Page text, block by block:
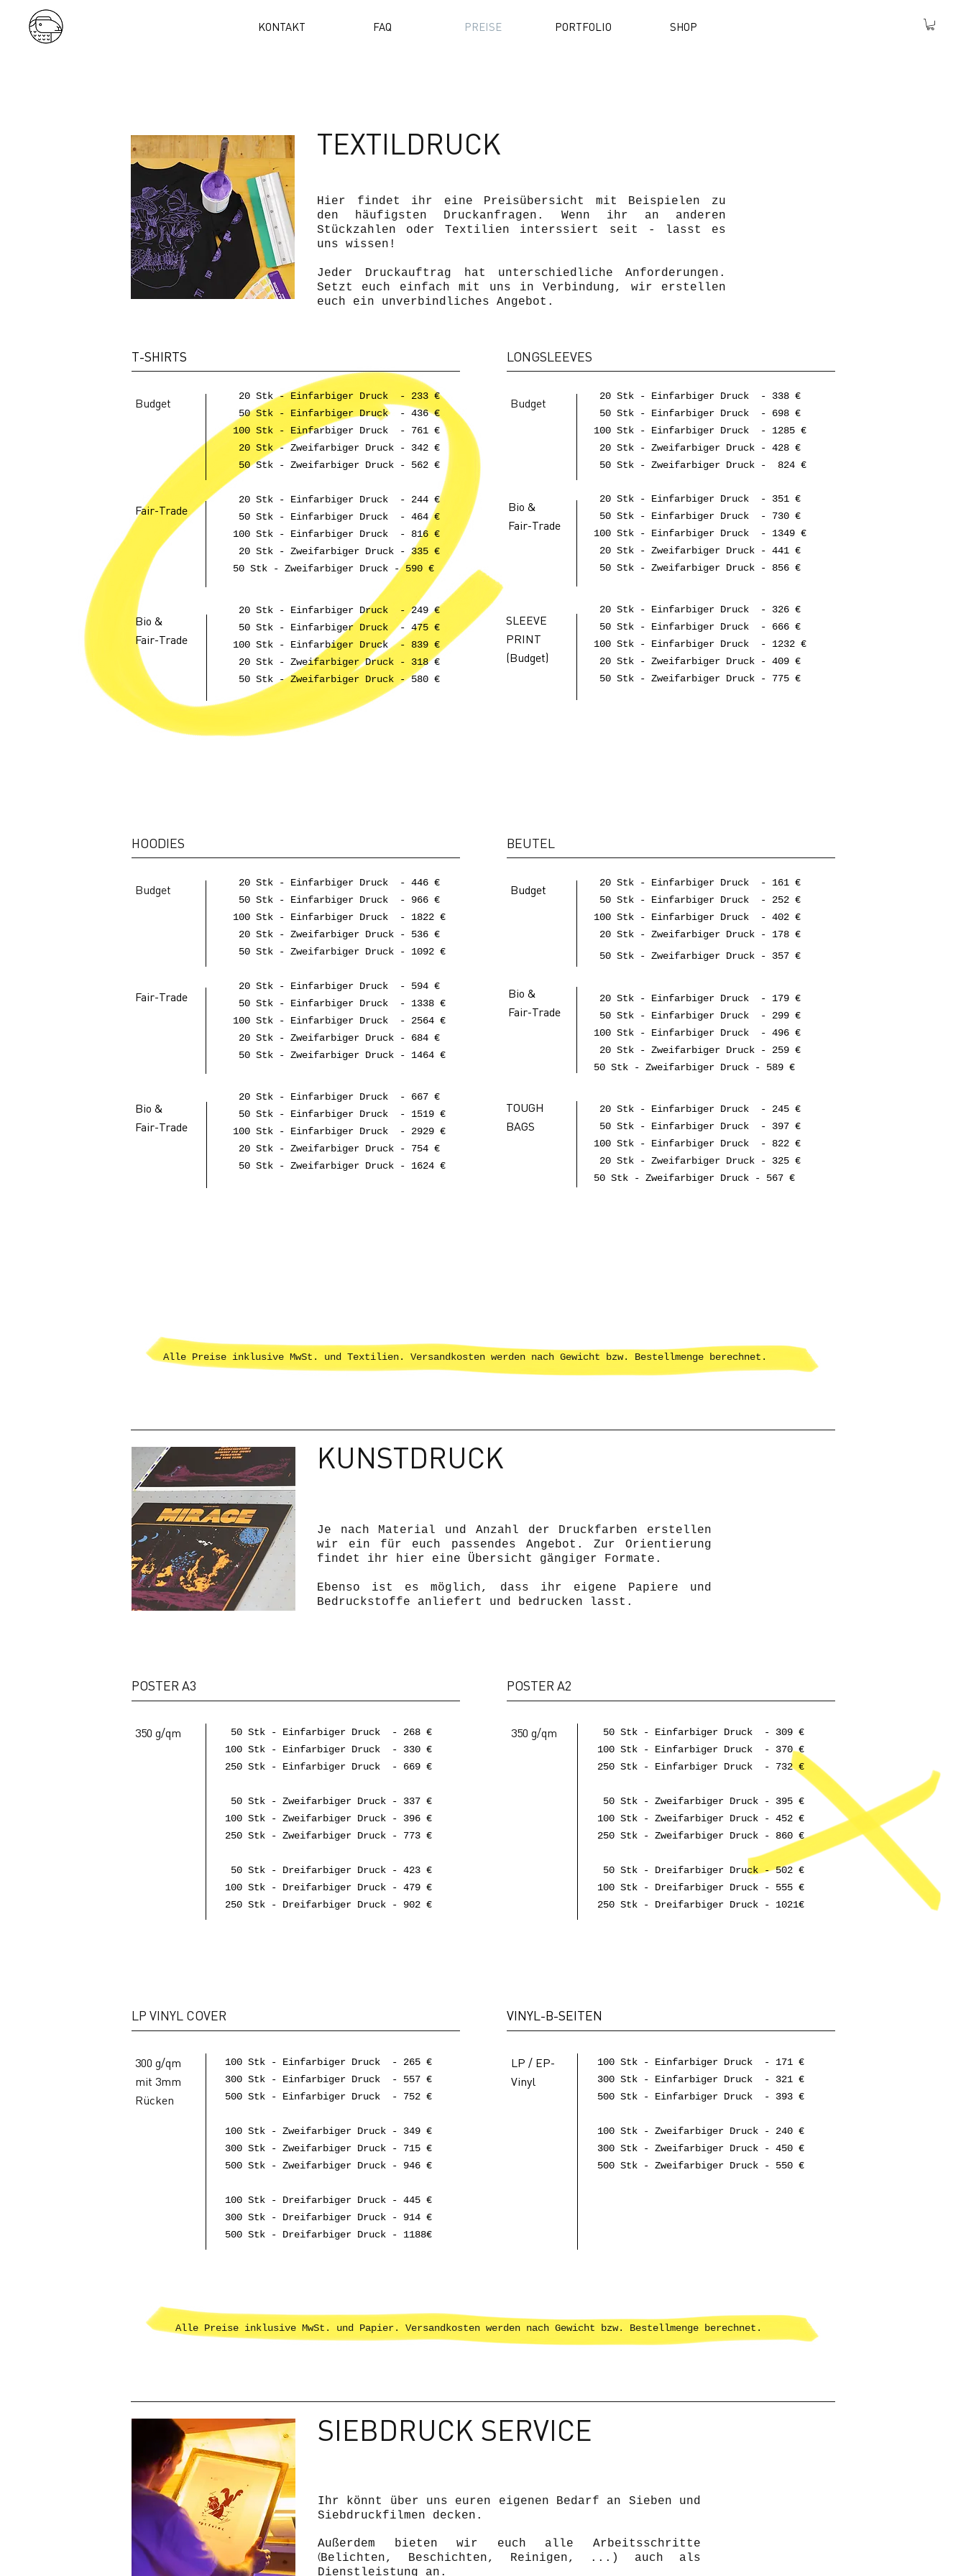
KONTAKT FAQ PREISE PORTFOLIO SHOP
TEXTILDRUCK
Hier findet ihr eine Preisübersicht mit Beispielen zu
den häufigsten Druckanfragen. Wenn ihr an anderen
Stückzahlen oder Textilien interssiert seit - lasst es
uns wissen!
Jeder Druckauftrag hat unterschiedliche Anforderungen.
Setzt euch einfach mit uns in Verbindung, wir erstellen
euch ein unverbindliches Angebot.
T-SHIRTS LONGSLEEVES
Budget
Fair-Trade
Bio &
Fair-Trade
20 Stk - Einfarbiger Druck - 233 €
50 Stk - Einfarbiger Druck - 436 €
100 Stk - Einfarbiger Druck - 761 €
20 Stk - Zweifarbiger Druck - 342 €
50 Stk - Zweifarbiger Druck - 562 €
20 Stk - Einfarbiger Druck - 244 €
50 Stk - Einfarbiger Druck - 464 €
100 Stk - Einfarbiger Druck - 816 €
20 Stk - Zweifarbiger Druck - 335 €
50 Stk - Zweifarbiger Druck - 590 €
20 Stk - Einfarbiger Druck - 249 €
50 Stk - Einfarbiger Druck - 475 €
100 Stk - Einfarbiger Druck - 839 €
20 Stk - Zweifarbiger Druck - 318 €
50 Stk - Zweifarbiger Druck - 580 €
Budget
Bio &
Fair-Trade
SLEEVE
PRINT
(Budget)
20 Stk - Einfarbiger Druck - 338 €
50 Stk - Einfarbiger Druck - 698 €
100 Stk - Einfarbiger Druck - 1285 €
20 Stk - Zweifarbiger Druck - 428 €
50 Stk - Zweifarbiger Druck - 824 €
20 Stk - Einfarbiger Druck - 351 €
50 Stk - Einfarbiger Druck - 730 €
100 Stk - Einfarbiger Druck - 1349 €
20 Stk - Zweifarbiger Druck - 441 €
50 Stk - Zweifarbiger Druck - 856 €
20 Stk - Einfarbiger Druck - 326 €
50 Stk - Einfarbiger Druck - 666 €
100 Stk - Einfarbiger Druck - 1232 €
20 Stk - Zweifarbiger Druck - 409 €
50 Stk - Zweifarbiger Druck - 775 €
HOODIES BEUTEL
Budget
Fair-Trade
Bio &
Fair-Trade
20 Stk - Einfarbiger Druck - 446 €
50 Stk - Einfarbiger Druck - 966 €
100 Stk - Einfarbiger Druck - 1822 €
20 Stk - Zweifarbiger Druck - 536 €
50 Stk - Zweifarbiger Druck - 1092 €
20 Stk - Einfarbiger Druck - 594 €
50 Stk - Einfarbiger Druck - 1338 €
100 Stk - Einfarbiger Druck - 2564 €
20 Stk - Zweifarbiger Druck - 684 €
50 Stk - Zweifarbiger Druck - 1464 €
20 Stk - Einfarbiger Druck - 667 €
50 Stk - Einfarbiger Druck - 1519 €
100 Stk - Einfarbiger Druck - 2929 €
20 Stk - Zweifarbiger Druck - 754 €
50 Stk - Zweifarbiger Druck - 1624 €
Budget
Bio &
Fair-Trade
TOUGH
BAGS
20 Stk - Einfarbiger Druck - 161 €
50 Stk - Einfarbiger Druck - 252 €
100 Stk - Einfarbiger Druck - 402 €
20 Stk - Zweifarbiger Druck - 178 €
50 Stk - Zweifarbiger Druck - 357 €
20 Stk - Einfarbiger Druck - 179 €
50 Stk - Einfarbiger Druck - 299 €
100 Stk - Einfarbiger Druck - 496 €
20 Stk - Zweifarbiger Druck - 259 €
50 Stk - Zweifarbiger Druck - 589 €
20 Stk - Einfarbiger Druck - 245 €
50 Stk - Einfarbiger Druck - 397 €
100 Stk - Einfarbiger Druck - 822 €
20 Stk - Zweifarbiger Druck - 325 €
50 Stk - Zweifarbiger Druck - 567 €
Alle Preise inklusive MwSt. und Textilien. Versandkosten werden nach Gewicht bzw. Bestellmenge berechnet.
KUNSTDRUCK
Je nach Material und Anzahl der Druckfarben erstellen
wir ein für euch passendes Angebot. Zur Orientierung
findet ihr hier eine Übersicht gängiger Formate.
Ebenso ist es möglich, dass ihr eigene Papiere und
Bedruckstoffe anliefert und bedrucken lasst.
POSTER A3
350 g/qm
50 Stk - Einfarbiger Druck - 268 €
100 Stk - Einfarbiger Druck - 330 €
250 Stk - Einfarbiger Druck - 669 €
50 Stk - Zweifarbiger Druck - 337 €
100 Stk - Zweifarbiger Druck - 396 €
250 Stk - Zweifarbiger Druck - 773 €
50 Stk - Dreifarbiger Druck - 423 €
100 Stk - Dreifarbiger Druck - 479 €
250 Stk - Dreifarbiger Druck - 902 €
POSTER A2
350 g/qm
50 Stk - Einfarbiger Druck - 309 €
100 Stk - Einfarbiger Druck - 370 €
250 Stk - Einfarbiger Druck - 732 €
50 Stk - Zweifarbiger Druck - 395 €
100 Stk - Zweifarbiger Druck - 452 €
250 Stk - Zweifarbiger Druck - 860 €
50 Stk - Dreifarbiger Druck - 502 €
100 Stk - Dreifarbiger Druck - 555 €
250 Stk - Dreifarbiger Druck - 1021€
LP VINYL COVER
300 g/qm
mit 3mm
Rücken
100 Stk - Einfarbiger Druck - 265 €
300 Stk - Einfarbiger Druck - 557 €
500 Stk - Einfarbiger Druck - 752 €
100 Stk - Zweifarbiger Druck - 349 €
300 Stk - Zweifarbiger Druck - 715 €
500 Stk - Zweifarbiger Druck - 946 €
100 Stk - Dreifarbiger Druck - 445 €
300 Stk - Dreifarbiger Druck - 914 €
500 Stk - Dreifarbiger Druck - 1188€
VINYL-B-SEITEN
LP / EP-
Vinyl
100 Stk - Einfarbiger Druck - 171 €
300 Stk - Einfarbiger Druck - 321 €
500 Stk - Einfarbiger Druck - 393 €
100 Stk - Zweifarbiger Druck - 240 €
300 Stk - Zweifarbiger Druck - 450 €
500 Stk - Zweifarbiger Druck - 550 €
SIEBDRUCK SERVICE
Ihr könnt über uns euren eigenen Bedarf an Sieben und
Siebdruckfilmen decken.
Außerdem bieten wir euch alle Arbeitsschritte
(Belichten, Beschichten, Reinigen, ...) auch als
Dienstleistung an.
Alle Preise inklusive MwSt. und Papier. Versandkosten werden nach Gewicht bzw. Bestellmenge berechnet.